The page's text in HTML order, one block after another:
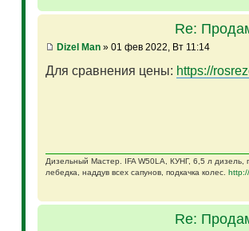
Re:
Dizel Man» 01 фев 2022, Вт 11:14
Для сравнения цены: https://
Дизельный Мастер. IFA W50LA, КУНГ, 6,5 л
лебедка, наддув всех сапунов, подкачка колес.
Re: